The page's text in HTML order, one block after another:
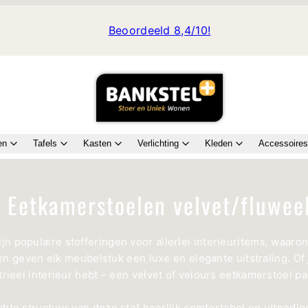
Beoordeeld 8,4/10!
Tafels Kasten Verlichting Kleden Accessoires
Eetkamerstoelen velvet/fluweel
populaire stofferingen voor allerlei interieuritems,
geven elk meubelstuk een luxe en elegante uitstraling. Of
interieur hebt – een velvet of velours eetkamerstoel